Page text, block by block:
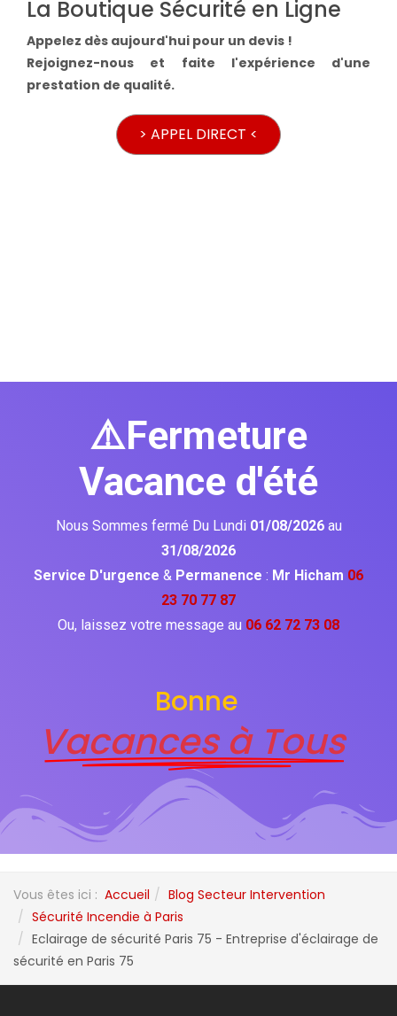
La Boutique Sécurité en Ligne
Appelez dès aujourd'hui pour un devis !
Rejoignez-nous et faite l'expérience d'une
prestation de qualité.
> APPEL DIRECT <
⚠️Fermeture
Vacance d'été
Nous Sommes fermé Du Lundi 01/08/2026 au
31/08/2026
Service D'urgence & Permanence : Mr Hicham 06
23 70 77 87
Ou, laissez votre message au 06 62 72 73 08
Bonne
Vacances à Tous
Vous êtes ici : Accueil
Blog Secteur Intervention
Sécurité Incendie à Paris
Eclairage de sécurité Paris 75 - Entreprise d'éclairage de
sécurité en Paris 75